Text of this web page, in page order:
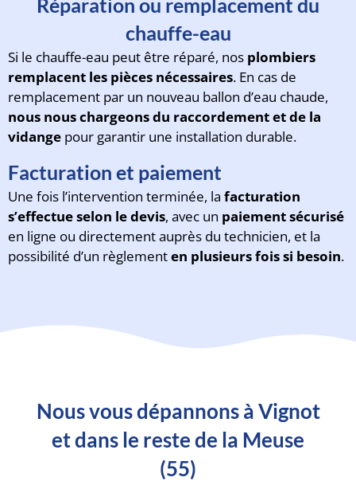
Réparation ou remplacement du
chauffe-eau
Si le chauffe-eau peut être réparé, nos plombiers
remplacent les pièces nécessaires. En cas de
remplacement par un nouveau ballon d’eau chaude,
nous nous chargeons du raccordement et de la
vidange pour garantir une installation durable.
Facturation et paiement
Une fois l’intervention terminée, la facturation
s’effectue selon le devis, avec un paiement sécurisé
en ligne ou directement auprès du technicien, et la
possibilité d’un règlementen plusieurs fois si besoin.
Nous vous dépannons à Vignot
et dans le reste de la Meuse
(55)